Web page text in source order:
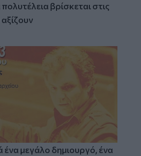
βρίσκεται στις
ένα μεγάλο δημιουργό, ένα